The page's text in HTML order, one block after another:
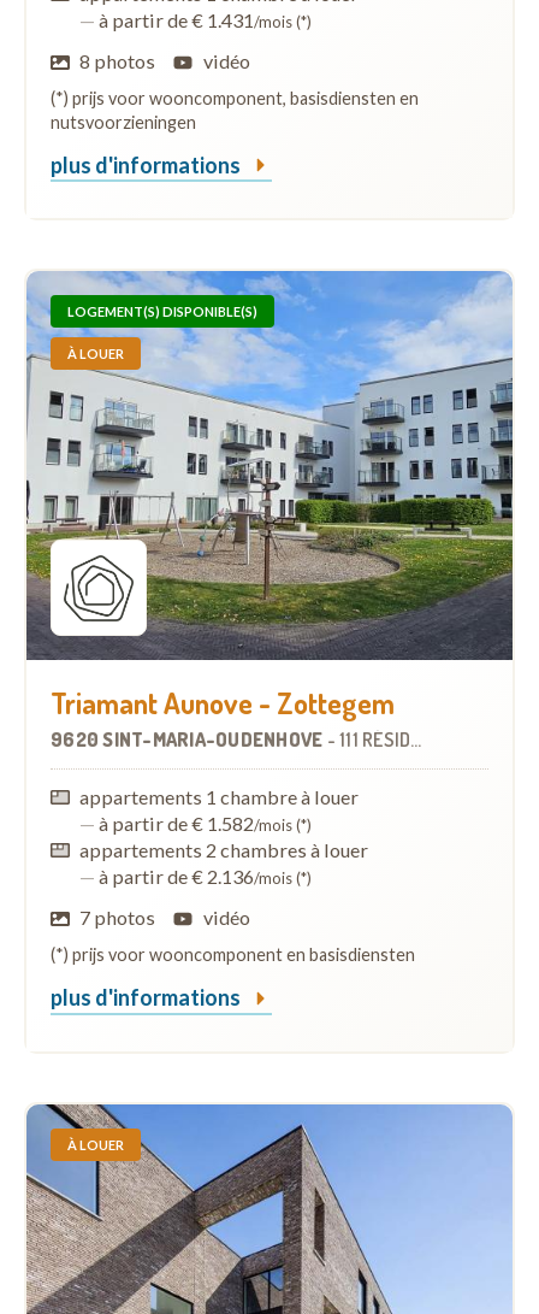
— à partir de € 1.431/mois (*)
8 photos vidéo
(*) prijs voor wooncomponent, basisdiensten en
nutsvoorzieningen
plus d'informations
LOGEMENT(S) DISPONIBLE(S)
À LOUER
Triamant Aunove - Zottegem
9620 SINT-MARIA-OUDENHOVE - 111 RÉSIDENCES-SERVICES
appartements 1 chambre à louer
— à partir de € 1.582/mois (*)
appartements 2 chambres à louer
— à partir de € 2.136/mois (*)
7 photos vidéo
(*) prijs voor wooncomponent en basisdiensten
plus d'informations
À LOUER